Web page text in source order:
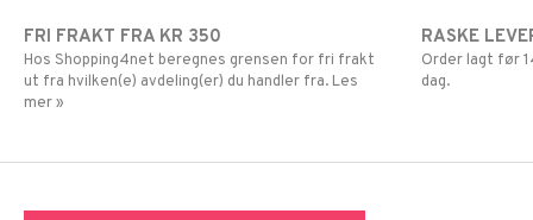
FRI FRAKT FRA KR 350
Hos Shopping4net beregnes grensen for fri frakt
ut fra hvilken(e) avdeling(er) du handler fra. Les
mer »
RASKE
Order lagt før
dag.